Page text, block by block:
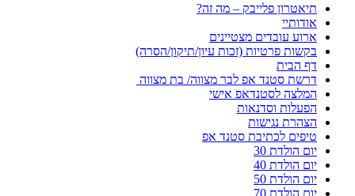
תיאטרון פלייבק – מה זה?
אודותיי
ארוע עובדים מצטיינים
בקשות פרטיות (זכות עיון/תיקון/הסרה)
דף הבית
דרשת סטנד אפ לבר מצווה/ בת מצווה
המלצה לסטנדאפ אישי
הפעלות וסדנאות
הצהרת נגישות
טיפים לכתיבת סטנד אפ
יום הולדת 30
יום הולדת 40
יום הולדת 50
יום הולדת 70